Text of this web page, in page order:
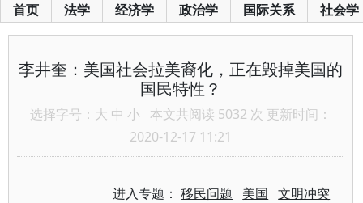
首页 法学 经济学 政治学 国际关系 社会学
李井奎：美国社会拉美裔化，正在毁掉美国的
国民特性？
选择字号： 大 中 小 本文共阅读 5032 次 更新时间：
2020-12-17 11:21
进入专题：移民问题 美国 文明冲突